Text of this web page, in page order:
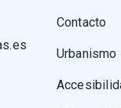
Contacto